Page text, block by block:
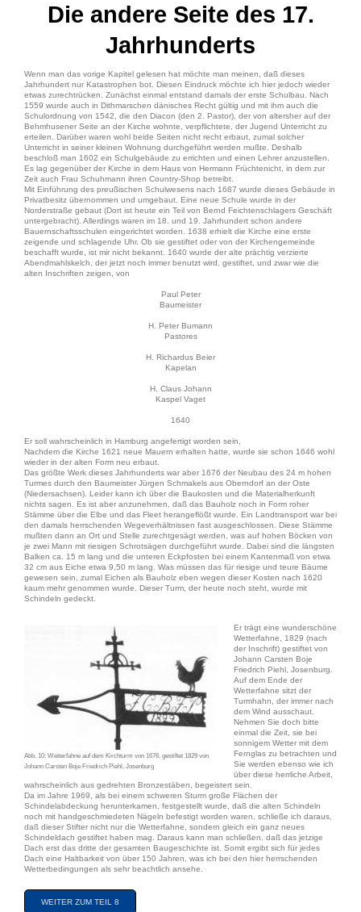
Die andere Seite des 17.
Jahrhunderts
Wenn man das vorige Kapitel gelesen hat möchte man meinen, daß dieses
Jahrhundert nur Katastrophen bot. Diesen Eindruck möchte ich hier jedoch wieder
etwas zurechtrücken. Zunächst einmal entstand damals der erste Schulbau. Nach
1559 wurde auch in Dithmarschen dänisches Recht gültig und mit ihm auch die
Schulordnung von 1542, die den Diacon (den 2. Pastor), der von altersher auf der
Behmhusener Seite an der Kirche wohnte, verpflichtete, der Jugend Unterricht zu
erteilen. Darüber waren wohl beide Seiten nicht recht erbaut, zumal solcher
Unterricht in seiner kleinen Wohnung durchgeführt werden mußte. Deshalb
beschloß man 1602 ein Schulgebäude zu errichten und einen Lehrer anzustellen.
Es lag gegenüber der Kirche in dem Haus von Hermann Früchtenicht, in dem zur
Zeit auch Frau Schuhmann ihren Country-Shop betreibt.
Mit Einführung des preußischen Schulwesens nach 1687 wurde dieses Gebäude in
Privatbesitz übernommen und umgebaut. Eine neue Schule wurde in der
Norderstraße gebaut (Dort ist heute ein Teil von Bernd Feichtenschlagers Geschäft
untergebracht). Allerdings waren im 18. und 19. Jahrhundert schon andere
Bauernschaftsschulen eingerichtet worden. 1638 erhielt die Kirche eine erste
zeigende und schlagende Uhr. Ob sie gestiftet oder von der Kirchengemeinde
beschafft wurde, ist mir nicht bekannt. 1640 wurde der alte prächtig verzierte
Abendmahlskelch, der jetzt noch immer benutzt wird, gestiftet, und zwar wie die
alten Inschriften zeigen, von
Paul Peter
Baumeister
H. Peter Bumann
Pastores
H. Richardus Beier
Kapelan
H. Claus Johann
Kaspel Vaget
1640
Er soll wahrscheinlich in Hamburg angefertigt worden sein,
Nachdem die Kirche 1621 neue Mauern erhalten hatte, wurde sie schon 1646 wohl
wieder in der alten Form neu erbaut.
Das größte Werk dieses Jahrhunderts war aber 1676 der Neubau des 24 m hohen
Turmes durch den Baumeister Jürgen Schmakels aus Oberndorf an der Oste
(Niedersachsen). Leider kann ich über die Baukosten und die Materialherkunft
nichts sagen. Es ist aber anzunehmen, daß das Bauholz noch in Form roher
Stämme über die Elbe und das Fleet herangeflößt wurde. Ein Landtransport war bei
den damals herrschenden Wegeverhältnissen fast ausgeschlossen. Diese Stämme
mußten dann an Ort und Stelle zurechtgesägt werden, was auf hohen Böcken von
je zwei Mann mit riesigen Schrotsägen durchgeführt wurde. Dabei sind die längsten
Balken ca. 15 m lang und die unteren Eckpfosten bei einem Kantenmaß von etwa
32 cm aus Eiche etwa 9,50 m lang. Was müssen das für riesige und teure Bäume
gewesen sein, zumal Eichen als Bauholz eben wegen dieser Kosten nach 1620
kaum mehr genommen wurde. Dieser Turm, der heute noch steht, wurde mit
Schindeln gedeckt.
Abb. 10: Wetterfahne auf dem Kirchturm von 1676, gestiftet 1829 von
Johann Carsten Boje Friedrich Piehl, Josenburg
Er trägt eine wunderschöne
Wetterfahne, 1829 (nach
der Inschrift) gestiftet von
Johann Carsten Boje
Friedrich Piehl, Josenburg.
Auf dem Ende der
Wetterfahne sitzt der
Turmhahn, der immer nach
dem Wind ausschaut.
Nehmen Sie doch bitte
einmal die Zeit, sie bei
sonnigem Wetter mit dem
Fernglas zu betrachten und
Sie werden ebenso wie ich
über diese herrliche Arbeit,
wahrscheinlich aus gedrehten Bronzestäben, begeistert sein.
Da im Jahre 1969, als bei einem schweren Sturm große Flächen der
Schindelabdeckung herunterkamen, festgestellt wurde, daß die alten Schindeln
noch mit handgeschmiedeten Nägeln befestigt worden waren, schließe ich daraus,
daß dieser Stifter nicht nur die Wetterfahne, sondern gleich ein ganz neues
Schindeldach gestiftet haben mag. Daraus kann man schließen, daß das jetzige
Dach erst das dritte der gesamten Baugeschichte ist. Somit ergibt sich für jedes
Dach eine Haltbarkeit von über 150 Jahren, was ich bei den hier herrschenden
Wetterbedingungen als sehr beachtlich ansehe.
WEITER ZUM TEIL 8